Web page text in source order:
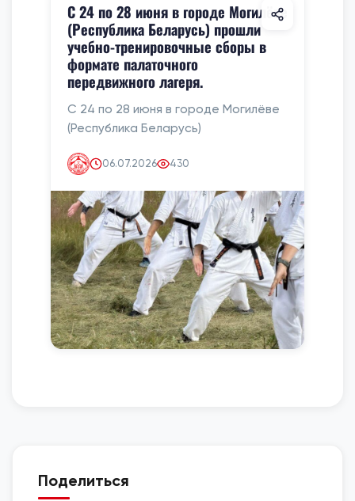
С 24 по 28 июня в городе Могилёве
(Республика Беларусь) прошли
учебно-тренировочные сборы в
формате палаточного
передвижного лагеря.
С 24 по 28 июня в городе Могилёве
(Республика Беларусь)
06.07.2026 430
Поделиться